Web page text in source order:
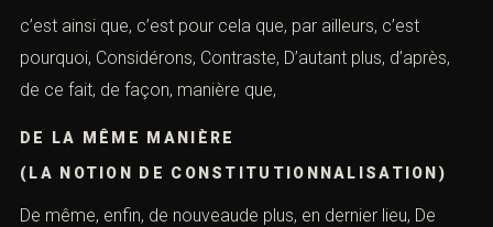
À CAUSE DE CELA,
à cause de, ainsi, à nouveau, à partir de là, Ainsi, Alors
que, Alors, Après cela, Après que, Aussi, bien que, car,
CEPENDANT
(LA NOTION DE CONSTITUTIONNALISATION)